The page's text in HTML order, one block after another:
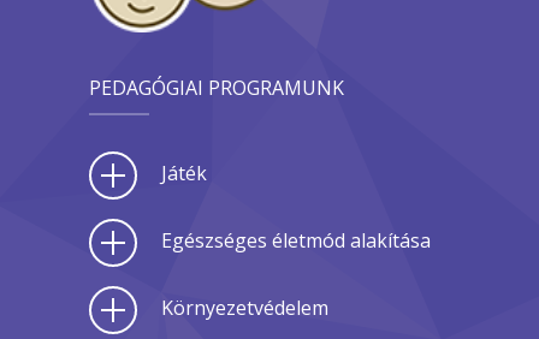
PEDAGÓGIAI PROGRAMUNK
Játék
Egészséges életmód alakítása
Környezetvédelem